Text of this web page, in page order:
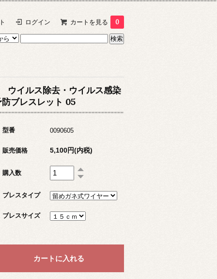
ログイン カートを見る 0
ウイルス除去・ウイルス感染
防ブレスレット 05
型番 0090605
販売価格 5,100円(内税)
購入数
ブレスタイプ
ブレスサイズ